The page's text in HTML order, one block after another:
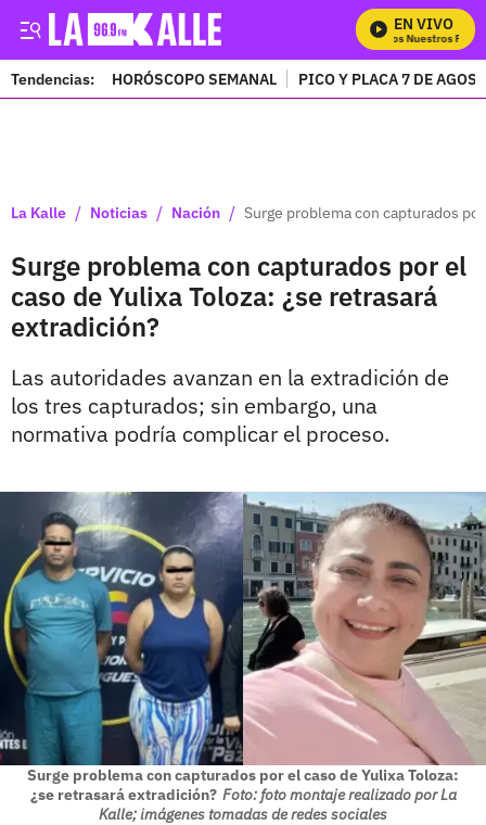
EN VIVO
Mira Todos Nuestros
Tendencias: HORÓSCOPO SEMANAL PICO Y PLACA 7 DE
La Kalle / Noticias / Nación / Surge problema con capturados
Surge problema con capturados por el
caso de Yulixa Toloza: ¿se retrasará
extradición?
Las autoridades avanzan en la extradición de
los tres capturados; sin embargo, una
normativa podría complicar el proceso.
Surge problema con capturados por el caso de Yulixa Toloza:
¿se retrasará extradición? Foto: foto montaje realizado por La
Kalle; imágenes tomadas de redes sociales